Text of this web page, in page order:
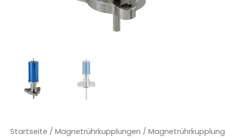
Startseite / Magnetrührkupplungen / Magnetrührkupplung